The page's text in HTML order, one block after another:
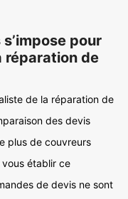
pour
réparation de
de la réparation de
des devis
plus de couvreurs
établir ce
de devis ne sont